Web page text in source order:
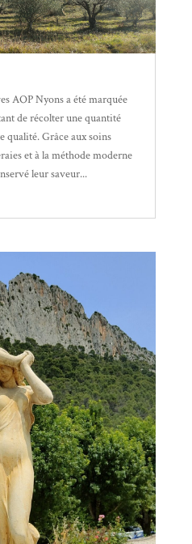
AOP Nyons a été marquée
de récolter une quantité
qualité. Grâce aux soins
et à la méthode moderne
leur saveur...